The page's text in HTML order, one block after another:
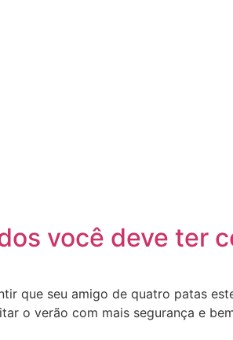
você deve ter
que seu amigo de quatro patas
o verão com mais segurança e